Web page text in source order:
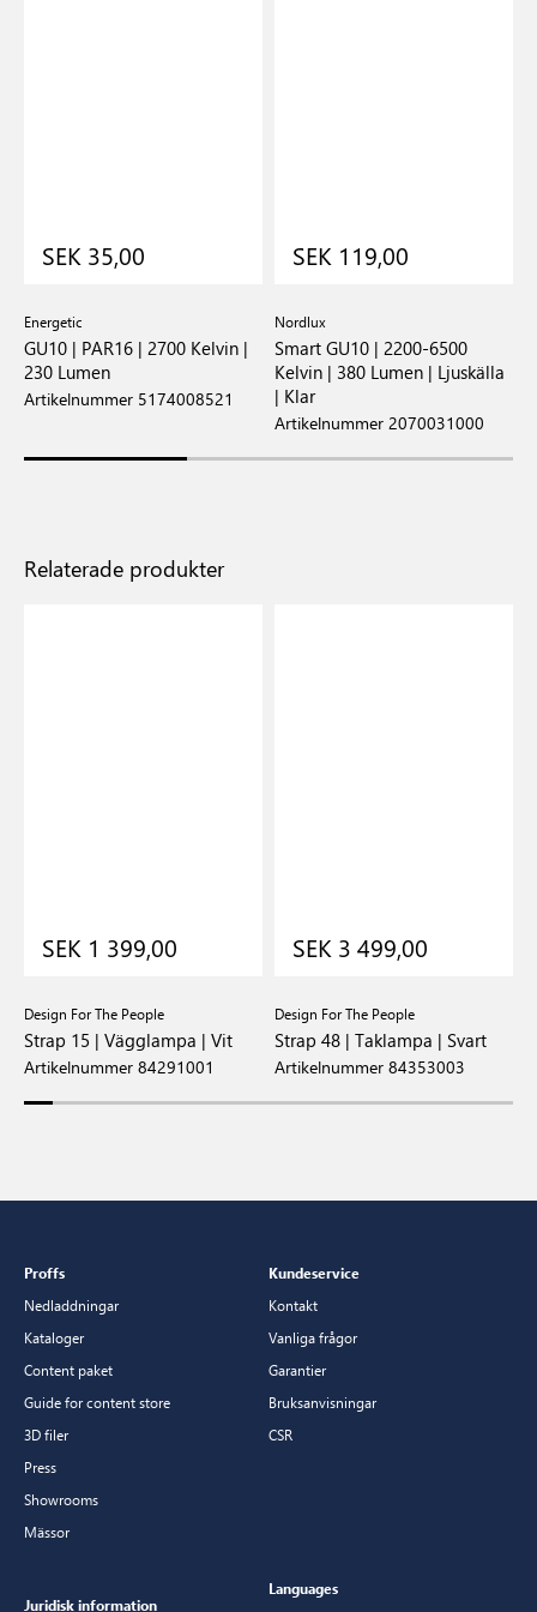
SEK 35,00
Energetic
GU10 | PAR16 | 2700 Kelvin |
230 Lumen
Artikelnummer 5174008521
SEK 119,00
Nordlux
Smart GU10 | 2200-6500
Kelvin | 380 Lumen | Ljuskälla
| Klar
Artikelnummer 2070031000
Relaterade produkter
SEK 1 399,00
Design For The People
Strap 15 | Vägglampa | Vit
Artikelnummer 84291001
SEK 3 499,00
Design For The People
Strap 48 | Taklampa | Svart
Artikelnummer 84353003
Proffs
Nedladdningar
Kataloger
Content paket
Guide for content store
3D filer
Press
Showrooms
Mässor
Kundeservice
Kontakt
Vanliga frågor
Garantier
Bruksanvisningar
CSR
Juridisk information
Languages